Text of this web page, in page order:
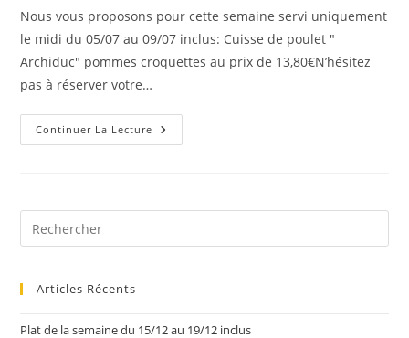
Nous vous proposons pour cette semaine servi uniquement
le midi du 05/07 au 09/07 inclus: Cuisse de poulet "
Archiduc" pommes croquettes au prix de 13,80€N’hésitez
pas à réserver votre…
Continuer La Lecture
Articles Récents
Plat de la semaine du 15/12 au 19/12 inclus